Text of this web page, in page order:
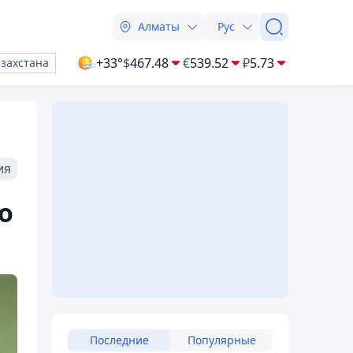
Алматы Рус
+33°$467.48 €539.52 ₽5.73
Последние Популярные